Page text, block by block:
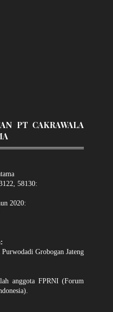
PT CAKRAWALA
58130:
2020:
Grobogan Jateng
anggota FPRNI (Forum